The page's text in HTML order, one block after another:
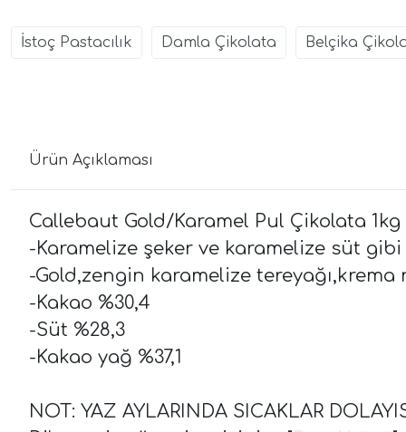
İstoç Pastacılık Damla Çikolata Belçika
Ürün Açıklaması
Callebaut Gold/Karamel Pul Çikolata 1kg
-Karamelize şeker ve karamelize süt
-Gold,zengin karamelize
-Kakao %30,4
-Süt %28,3
-Kakao yağ %37,1
NOT: YAZ AYLARINDA SICAKLAR